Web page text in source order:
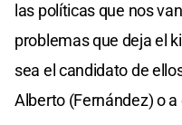
las políticas que nos
problemas que deja el
sea el candidato de
Alberto (Fernández) o